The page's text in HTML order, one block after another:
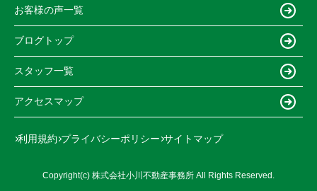
お客様の声一覧
ブログトップ
スタッフ一覧
アクセスマップ
利用規約 プライバシーポリシー サイトマップ
Copyright(c) 株式会社小川不動産事務所 All Rights Reserved.